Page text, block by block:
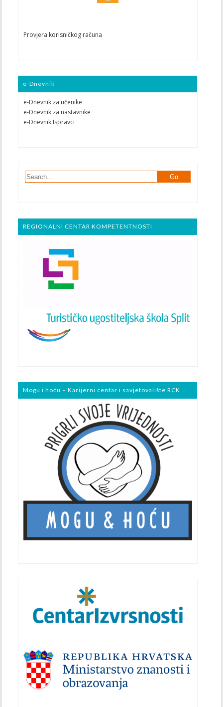
Provjera korisničkog računa
e-Dnevnik
e-Dnevnik za učenike
e-Dnevnik za nastavnike
e-Dnevnik Ispravci
REGIONALNI CENTAR KOMPETENTNOSTI
Mogu i hoću – Karijerni centar i savjetovalište RCK